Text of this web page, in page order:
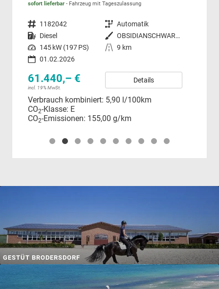
sofort lieferbar Fahrzeug mit Tageszulassung
Fahrzeugnummer 1182042 Getriebe Automatik
Kraftstoff Diesel Außenfarbe
OBSIDIANSCHWARZ - METALLICLACK
Leistung 145 kW (197 PS) Kilometerstand 9 km
01.02.2026
61.440,– €
incl. 19% MwSt.
Details
Verbrauch kombiniert: 5,90 l/100km
CO2-Klasse: E
CO2-Emissionen: 155,00 g/km
GESTÜT BRODERSDORF